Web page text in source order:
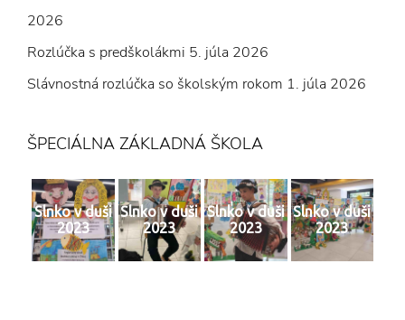
2026
Rozlúčka s predškolákmi 5. júla 2026
Slávnostná rozlúčka so školským rokom 1. júla 2026
ŠPECIÁLNA ZÁKLADNÁ ŠKOLA
Slnko v duši
2023
Slnko v duši
2023
Slnko v duši
2023
Slnko v duši
2023